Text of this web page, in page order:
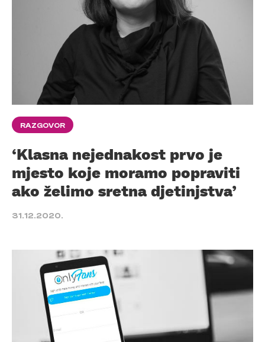
RAZGOVOR
‘Klasna nejednakost prvo je
mjesto koje moramo popraviti
ako želimo sretna djetinjstva’
31.12.2020.